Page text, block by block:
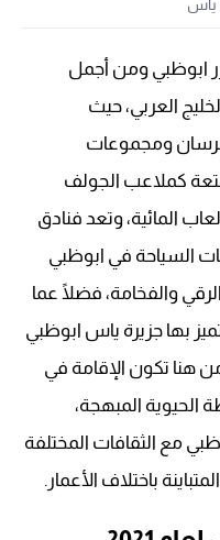
ياس
ابوظبي ومن أجمل
العربي، حيث
ومجموعات
كملاعب الجولف
المائية، وتعد فنادق
السياحة في ابوظبي
والفخامة، فضلًا عما
بها جزيرة ياس ابوظبي
هنا تكون الإقامة في
الحيوية المبهجة،
مع الثقافات المختلفة
باختلاف الأعمار.